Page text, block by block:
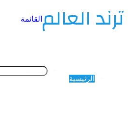
العالمالقائمة